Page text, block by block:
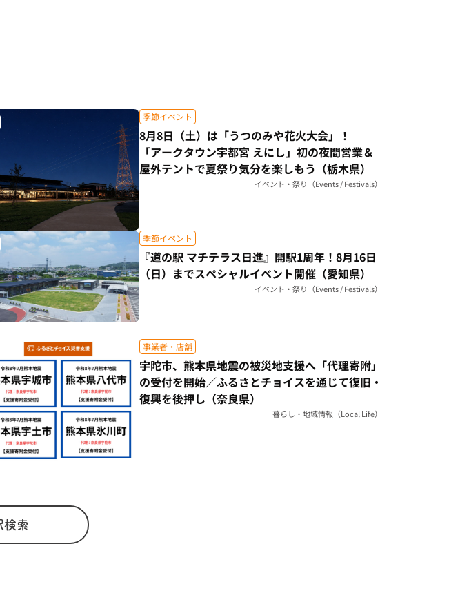
季節イベント
8月8日（土）は「うつのみや花火大会」！
「アークタウン宇都宮 えにし」初の夜間営業＆
屋外テントで夏祭り気分を楽しもう（栃木県）
イベント・祭り（Events / Festivals）
季節イベント
『道の駅 マチテラス日進』開駅1周年！8月16日
（日）までスペシャルイベント開催（愛知県）
イベント・祭り（Events / Festivals）
事業者・店舗
宇陀市、熊本県地震の被災地支援へ「代理寄附」
の受付を開始／ふるさとチョイスを通じて復旧・
復興を後押し（奈良県）
暮らし・地域情報（Local Life）
検索